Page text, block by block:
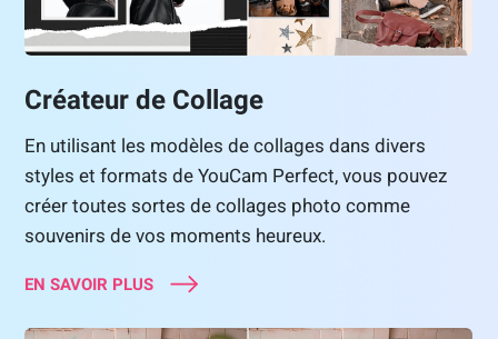
Créateur de Collage
En utilisant les modèles de collages dans divers
styles et formats de YouCam Perfect, vous pouvez
créer toutes sortes de collages photo comme
souvenirs de vos moments heureux.
EN SAVOIR PLUS